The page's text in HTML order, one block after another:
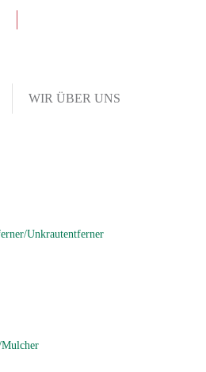
WIR ÜBER UNS
Unkrautentferner
Mulcher